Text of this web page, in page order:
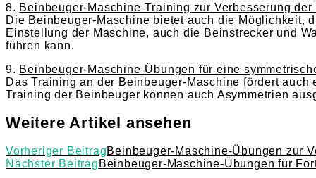
8. Beinbeuger-Maschine-Training zur Verbesserung
Die Beinbeuger-Maschine bietet auch die Möglichkeit,
Einstellung der Maschine, auch die Beinstrecker und
führen kann.
9. Beinbeuger-Maschine-Übungen für eine
Das Training an der Beinbeuger-Maschine fördert
Training der Beinbeuger können auch Asymmetrien
Weitere Artikel ansehen
Vorheriger BeitragBeinbeuger-Maschine-Übungen zur
Nächster Beitrag Beinbeuger-Maschine-Übungen für